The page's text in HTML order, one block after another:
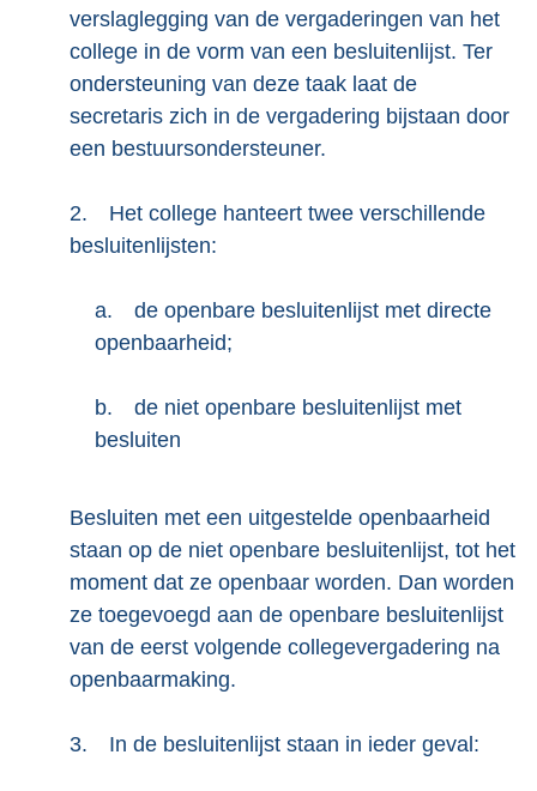
verslaglegging van de vergaderingen van het
college in de vorm van een besluitenlijst. Ter
ondersteuning van deze taak laat de
secretaris zich in de vergadering bijstaan door
een bestuursondersteuner.
2.
Het college hanteert twee verschillende
besluitenlijsten:
a.
de openbare besluitenlijst met directe
openbaarheid;
b.
de niet openbare besluitenlijst met
besluiten
Besluiten met een uitgestelde openbaarheid
staan op de niet openbare besluitenlijst, tot het
moment dat ze openbaar worden. Dan worden
ze toegevoegd aan de openbare besluitenlijst
van de eerst volgende collegevergadering na
openbaarmaking.
3. In de besluitenlijst staan in ieder geval: